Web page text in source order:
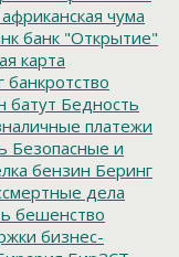
африканская чума
банк "Открытие"
карта
банкротство
батут Бедность
платежи
Безопасные и
бензин Беринг
дела
бешенство
бизнес-